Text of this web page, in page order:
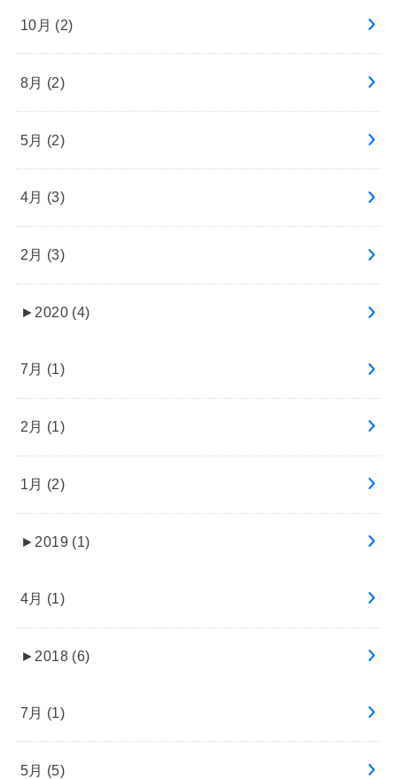
10月 (2)
8月 (2)
5月 (2)
4月 (3)
2月 (3)
► 2020 (4)
7月 (1)
2月 (1)
1月 (2)
► 2019 (1)
4月 (1)
► 2018 (6)
7月 (1)
5月 (5)